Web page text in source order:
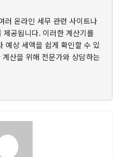
러 온라인 세무 관련 사이트나
공됩니다. 이러한 계산기를
예상 세액을 쉽게 확인할 수 있
산을 위해 전문가와 상담하는